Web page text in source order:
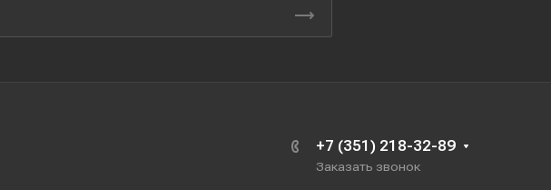
+7 (351) 218-32-89
Заказать звонок